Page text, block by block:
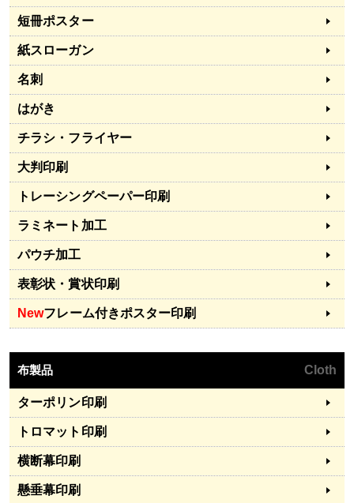
短冊ポスター
紙スローガン
名刺
はがき
チラシ・フライヤー
大判印刷
トレーシングペーパー印刷
ラミネート加工
パウチ加工
表彰状・賞状印刷
Newフレーム付きポスター印刷
布製品 Cloth
ターポリン印刷
トロマット印刷
横断幕印刷
懸垂幕印刷